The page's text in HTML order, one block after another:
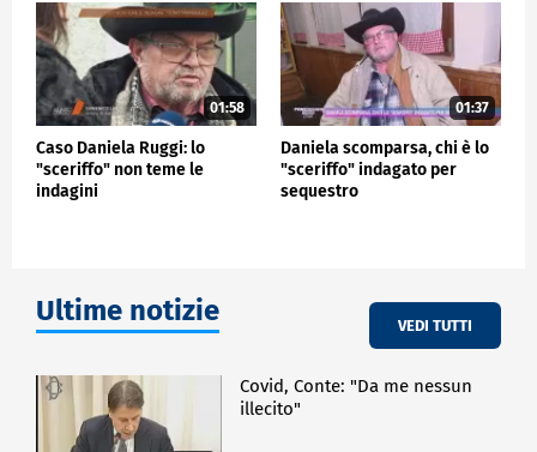
avete fatto è senza precedenti" ha detto Trump
parlando ai media.
La visita del presidente arriva il giorno dopo che il
suo vicepresidente, J.D. Vance, è stato accolto da
fischi e grida di "Liberate DC" - riferendosi al
Distretto di Columbia - durante il suo incontro con le
truppe dispiegate in città.
01:58
Caso Daniela Ruggi: lo
"sceriffo" non teme le
indagini
01:37
Daniela scomparsa, chi è lo
"sceriffo" indagato per
sequestro
Ultime notizie VEDI TUTTI
Covid, Conte: "Da me nessun
illecito"